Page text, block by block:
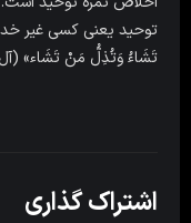
توحید یعنی کسی غیر
تَشَاءُ وَتُذِلُّ مَنْ تَشَاء» (آل
اشتراک گذاری